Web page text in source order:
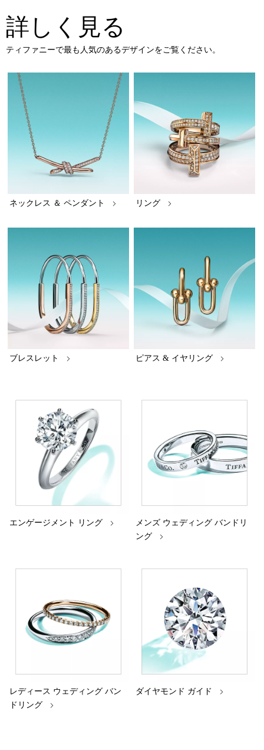
詳しく見る
ティファニーで最も人気のあるデザインをご覧ください。
ネックレス ＆ ペンダント リング
ブレスレット ピアス & イヤリング
エンゲージメント リング
メンズ ウェディング バンドリ
ング
レディース ウェディング バン
ドリング
ダイヤモンド ガイド